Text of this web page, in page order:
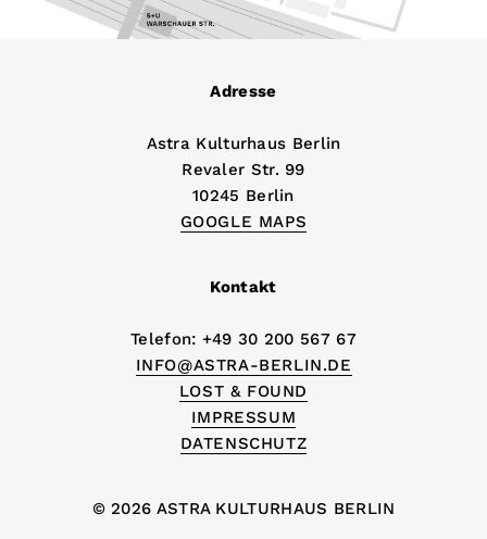
Adresse
Astra Kulturhaus Berlin
Revaler Str. 99
10245 Berlin
GOOGLE MAPS
Kontakt
Telefon: +49 30 200 567 67
INFO@ASTRA-BERLIN.DE
LOST & FOUND
IMPRESSUM
DATENSCHUTZ
© 2026 ASTRA KULTURHAUS BERLIN